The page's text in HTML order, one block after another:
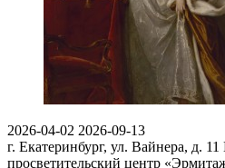
2026-04-02 2026-09-13
г. Екатеринбург, ул. Вайнера, д. 11
просветительский центр